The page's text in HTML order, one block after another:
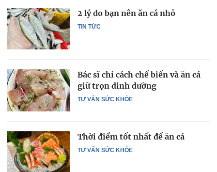
TIN TỨC
2 lý do bạn nên ăn cá nhỏ
TƯ VẤN SỨC KHỎE
Bác sĩ chỉ cách chế biến và ăn cá
giữ trọn dinh dưỡng
TƯ VẤN SỨC KHỎE
Thời điểm tốt nhất để ăn cá